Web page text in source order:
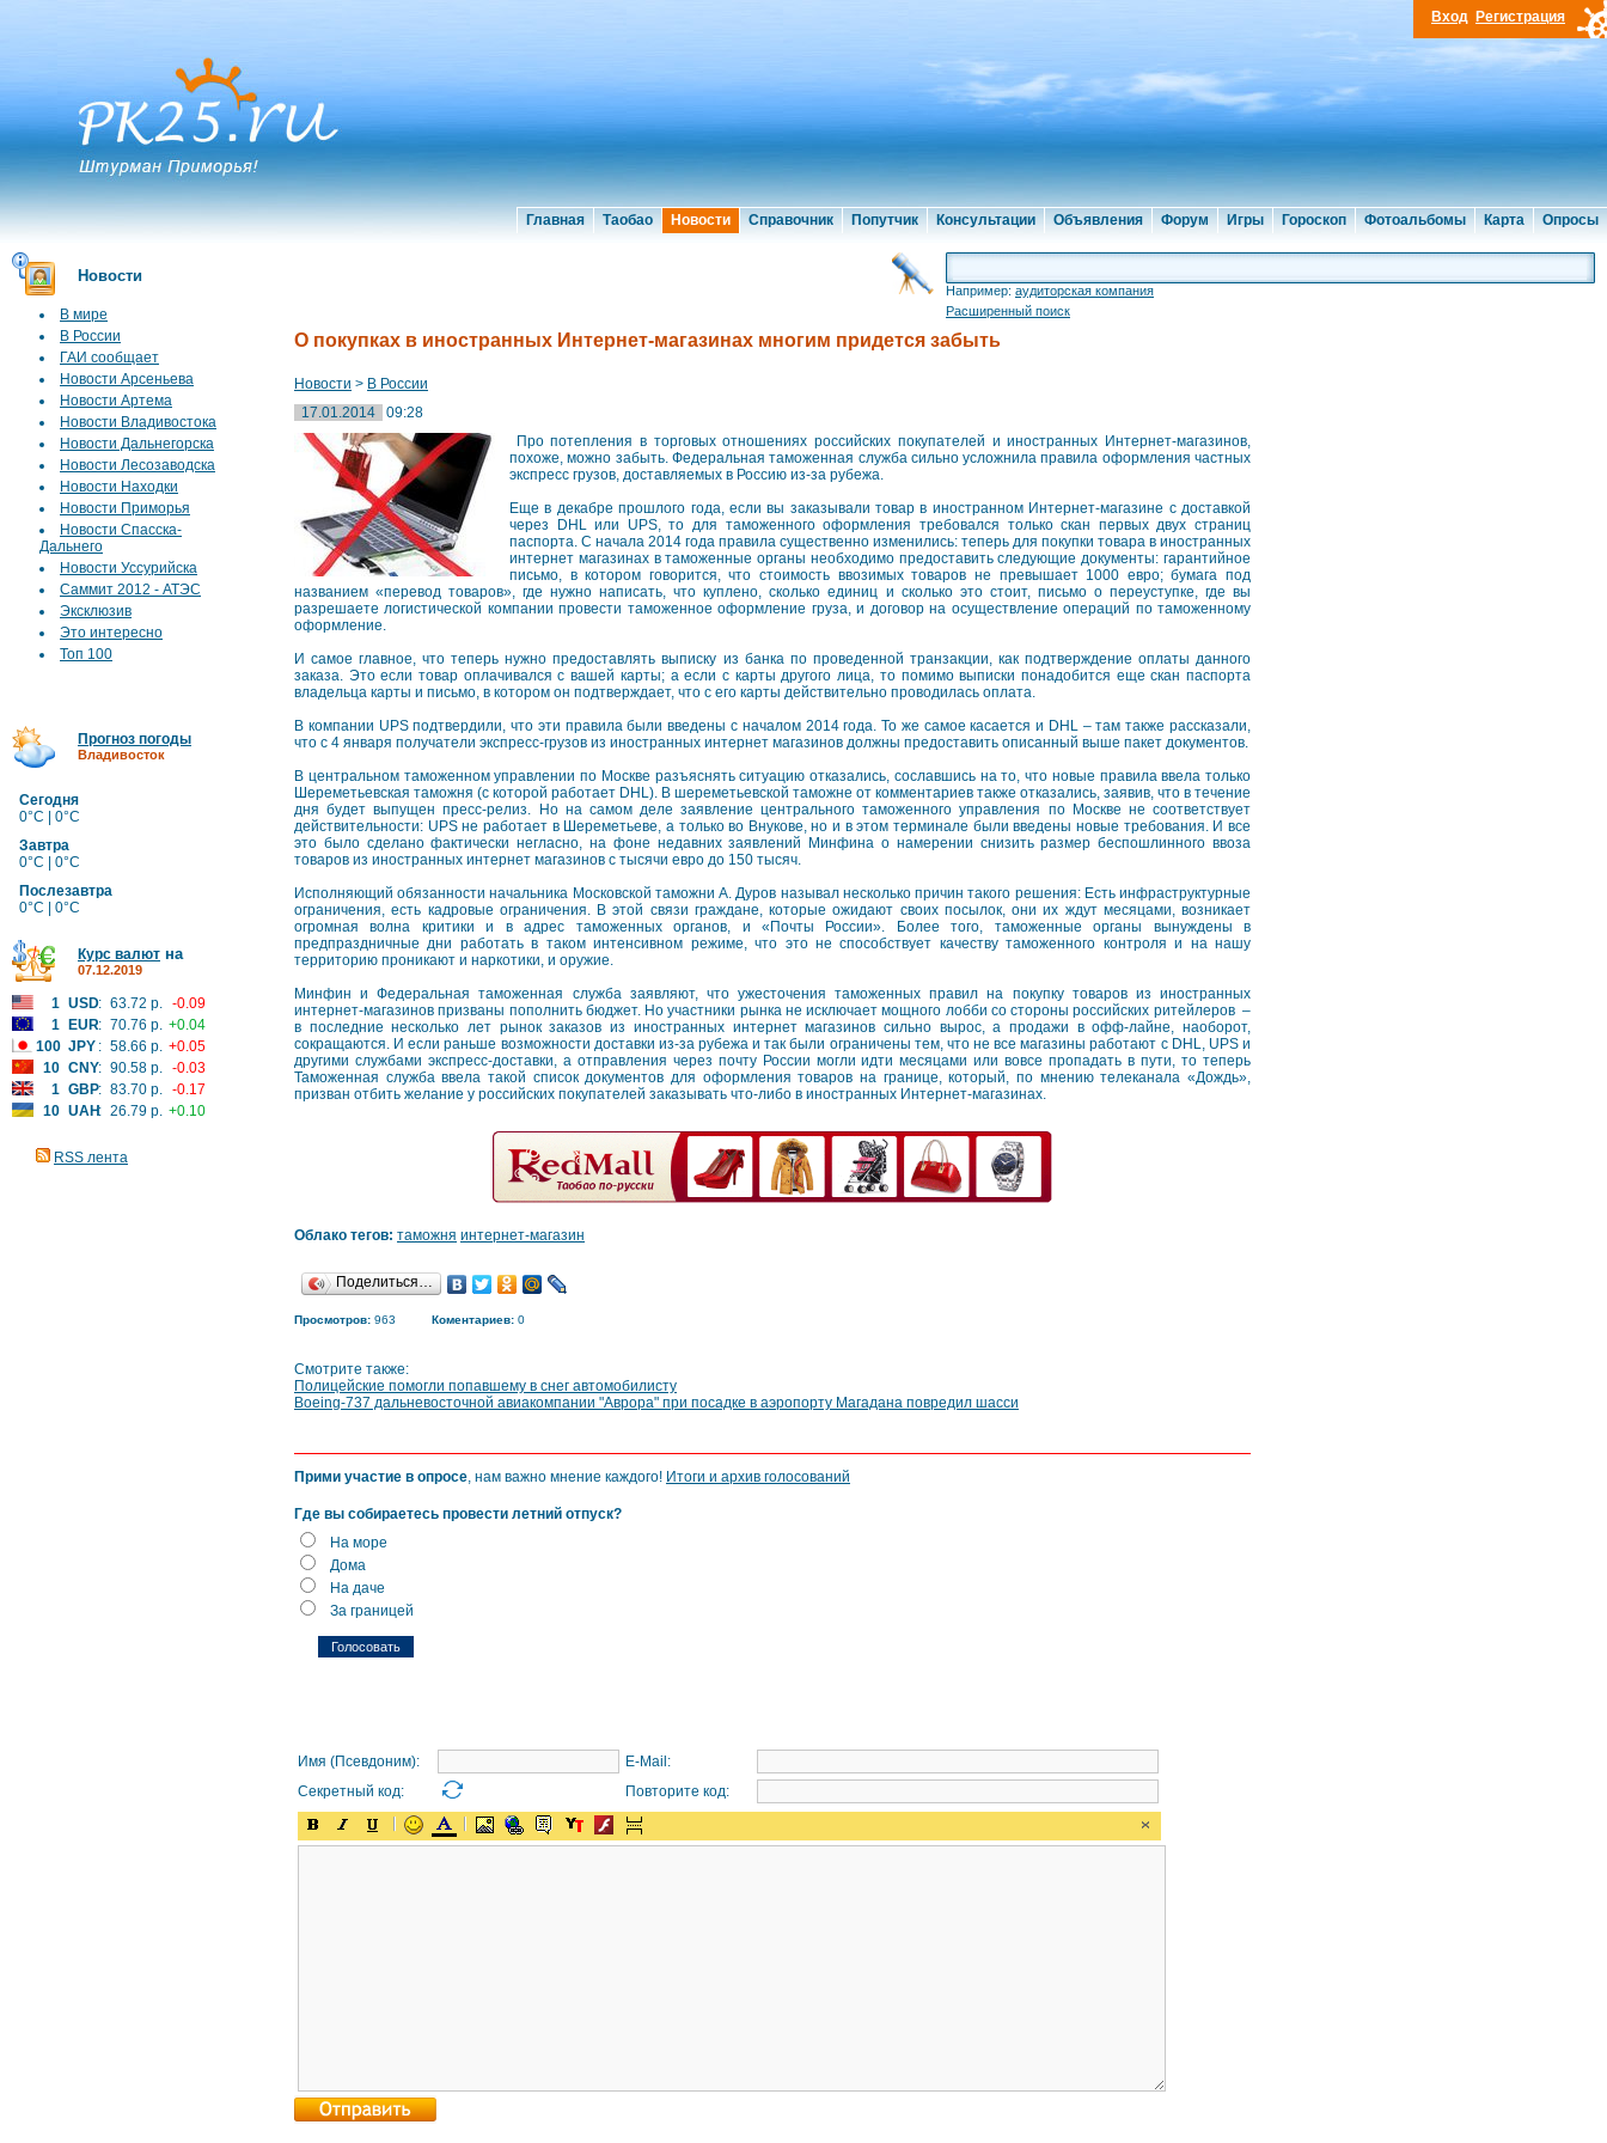
Главная Таобао Новости Справочник Попутчик Консультации Объявления Форум Игры Гороскоп Фотоальбомы Карта Опросы
Вход Регистрация
Новости
В мире
В России
ГАИ сообщает
Новости Арсеньева
Новости Артема
Новости Владивостока
Новости Дальнегорска
Новости Лесозаводска
Новости Находки
Новости Приморья
Новости Спасска-
Дальнего
Новости Уссурийска
Саммит 2012 - АТЭС
Эксклюзив
Это интересно
Топ 100
Прогноз погоды
Владивосток
Сегодня
0°C | 0°C
Завтра
0°C | 0°C
Послезавтра
0°C | 0°C
Курс валют на
07.12.2019
1 USD: 63.72 р. -0.09
1
EUR: 70.76 р. +0.04
100 JPY : 58.66 р. +0.05
10 CNY: 90.58 р. -0.03
1 GBP: 83.70 р. -0.17
10 UAH: 26.79 р. +0.10
RSS лента
Например: аудиторская компания
Расширенный поиск
О покупках в иностранных Интернет-магазинах многим придется забыть
Новости > В России
17.01.2014
09:28
Про потепления в торговых отношениях российских покупателей и иностранных Интернет-магазинов,
похоже, можно забыть. Федеральная таможенная служба сильно усложнила правила оформления частных
экспресс грузов, доставляемых в Россию из-за рубежа.
Еще в декабре прошлого года, если вы заказывали товар в иностранном Интернет-магазине с доставкой
через DHL или UPS, то для таможенного оформления требовался только скан первых двух страниц
паспорта. С начала 2014 года правила существенно изменились: теперь для покупки товара в иностранных
интернет магазинах в таможенные органы необходимо предоставить следующие документы: гарантийное
письмо, в котором говорится, что стоимость ввозимых товаров не превышает 1000 евро; бумага под
названием «перевод товаров», где нужно написать, что куплено, сколько единиц и сколько это стоит, письмо о переуступке, где вы
разрешаете логистической компании провести таможенное оформление груза, и договор на осуществление операций по таможенному
оформление.
И самое главное, что теперь нужно предоставлять выписку из банка по проведенной транзакции, как подтверждение оплаты данного
заказа. Это если товар оплачивался с вашей карты; а если с карты другого лица, то помимо выписки понадобится еще скан паспорта
владельца карты и письмо, в котором он подтверждает, что с его карты действительно проводилась оплата.
В компании UPS подтвердили, что эти правила были введены с началом 2014 года. То же самое касается и DHL – там также рассказали,
что с 4 января получатели экспресс-грузов из иностранных интернет магазинов должны предоставить описанный выше пакет документов.
В центральном таможенном управлении по Москве разъяснять ситуацию отказались, сославшись на то, что новые правила ввела только
Шереметьевская таможня (с которой работает DHL). В шереметьевской таможне от комментариев также отказались, заявив, что в течение
дня будет выпущен пресс-релиз. Но на самом деле заявление центрального таможенного управления по Москве не соответствует
действительности: UPS не работает в Шереметьеве, а только во Внукове, но и в этом терминале были введены новые требования. И все
это было сделано фактически негласно, на фоне недавних заявлений Минфина о намерении снизить размер беспошлинного ввоза
товаров из иностранных интернет магазинов с тысячи евро до 150 тысяч.
Исполняющий обязанности начальника Московской таможни А. Дуров называл несколько причин такого решения: Есть инфраструктурные
ограничения, есть кадровые ограничения. В этой связи граждане, которые ожидают своих посылок, они их ждут месяцами, возникает
огромная волна критики и в адрес таможенных органов, и «Почты России». Более того, таможенные органы вынуждены в
предпраздничные дни работать в таком интенсивном режиме, что это не способствует качеству таможенного контроля и на нашу
территорию проникают и наркотики, и оружие.
Минфин и Федеральная таможенная служба заявляют, что ужесточения таможенных правил на покупку товаров из иностранных
интернет-магазинов призваны пополнить бюджет. Но участники рынка не исключает мощного лобби со стороны российских ритейлеров –
в последние несколько лет рынок заказов из иностранных интернет магазинов сильно вырос, а продажи в офф-лайне, наоборот,
сокращаются. И если раньше возможности доставки из-за рубежа и так были ограничены тем, что не все магазины работают с DHL, UPS и
другими службами экспресс-доставки, а отправления через почту России могли идти месяцами или вовсе пропадать в пути, то теперь
Таможенная служба ввела такой список документов для оформления товаров на границе, который, по мнению телеканала «Дождь»,
призван отбить желание у российских покупателей заказывать что-либо в иностранных Интернет-магазинах.
Облако тегов: таможня интернет-магазин
Поделиться…
Просмотров: 963 Коментариев: 0
Смотрите также:
Полицейские помогли попавшему в снег автомобилисту
Boeing-737 дальневосточной авиакомпании "Аврора" при посадке в аэропорту Магадана повредил шасси
Прими участие в опросе, нам важно мнение каждого! Итоги и архив голосований
Где вы собираетесь провести летний отпуск?
На море
Дома
На даче
За границей
Имя (Псевдоним):
E-Mail:
Секретный код:
Повторите код: